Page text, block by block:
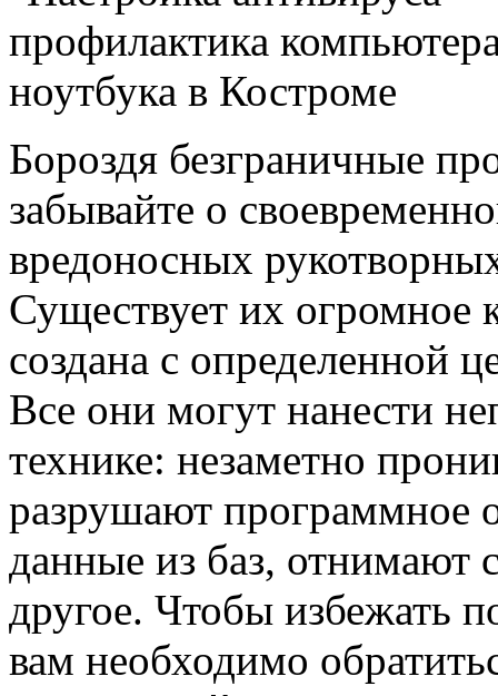
Бороздя безграничные
забывайте о
вредоносных
Существует их огромное
создана с определенной
Все они могут нанести
технике: незаметно
разрушают программное
данные из баз, отнимают
другое. Чтобы избежать
вам необходимо